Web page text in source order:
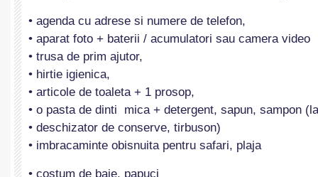
• agenda cu adrese si numere de telefon,
• aparat foto + baterii / acumulatori sau camera video
• trusa de prim ajutor,
• hirtie igienica,
• articole de toaleta + 1 prosop,
• o pasta de dinti mica + detergent, sapun, sampon
• deschizator de conserve, tirbuson)
• imbracaminte obisnuita pentru safari, plaja
• costum de baie, papuci